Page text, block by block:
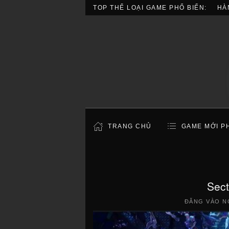
TOP THỂ LOẠI GAME PHỔ BIẾN:
TRANG CHỦ GAME MỚI
ĐĂNG VÀO